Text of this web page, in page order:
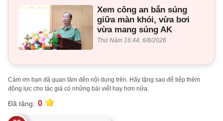
Xem công an bắn súng
giữa màn khói, vừa bơi
vừa mang súng AK
Thứ Năm 16:44, 6/8/2026
Cảm ơn bạn đã quan tâm đến nội dung trên. Hãy tặng sao để tiếp thêm
động lực cho tác giả có những bài viết hay hơn nữa.
Đã tặng: 0